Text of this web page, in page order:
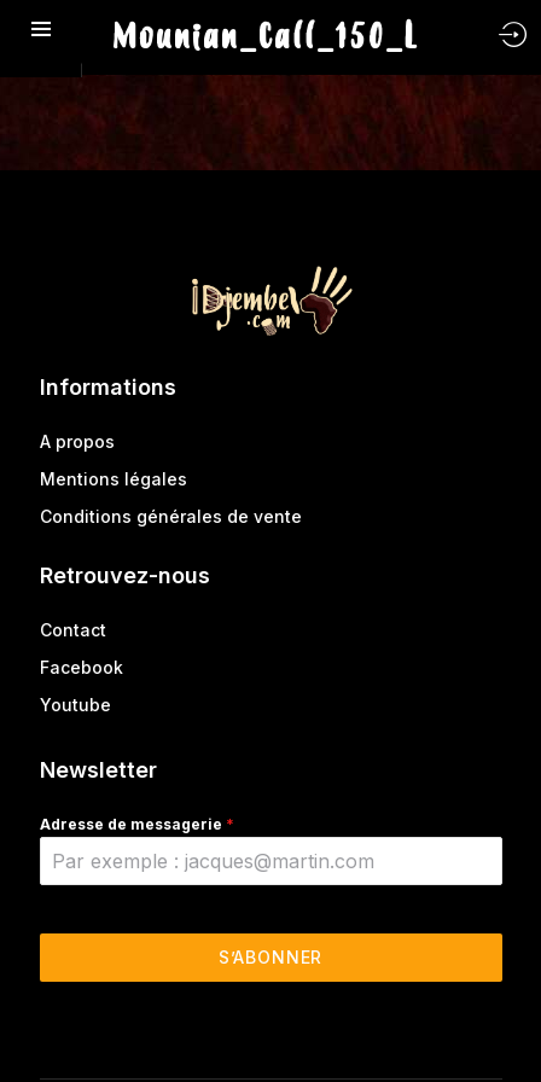
Mounian_Call_150_L
Informations
A propos
Mentions légales
Conditions générales de vente
Retrouvez-nous
Contact
Facebook
Youtube
Newsletter
Adresse de messagerie *
S’ABONNER